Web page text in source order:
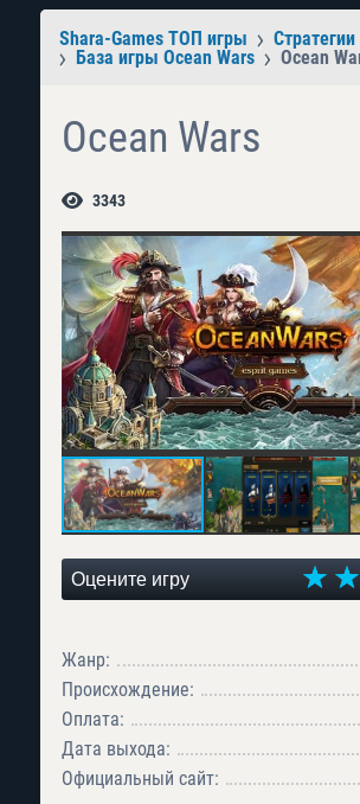
Shara-Games ТОП игры
Стратегии
База игры Ocean Wars
Ocean
Ocean Wars
3343
Оцените игру
Жанр:
Происхождение:
Оплата:
Дата выхода:
Официальный сайт: